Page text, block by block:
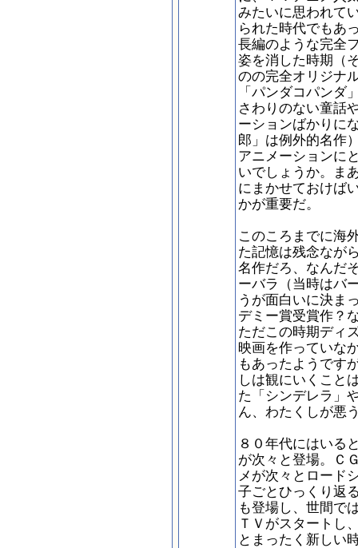
みたいに思われて
られた時代でもあ
長編のような完全
姿を消した時期（
のの完全オリジナ
「パンダコパンダ
さわりのない童話
ーションばかりに
郎」は例外的名作
アニメーションに
いでしょうか。ま
にまかせておけば
かが重要だ。
このころまでに海
た記憶は残念なが
名作だろ、なんだ
ーバラ（当時はバ
うが面白いに決ま
デミー賞受賞作？
ただこの時期ディ
映画を作っていな
もあったようです
しは観にいくこと
た「シンデレラ」
ん、わたくしが悪
８０年代にはいる
が次々と登場。Ｃ
メが次々とロード
子ごとひっくり返
も登場し、世間で
ＴＶがスタートし
とまったく新しい